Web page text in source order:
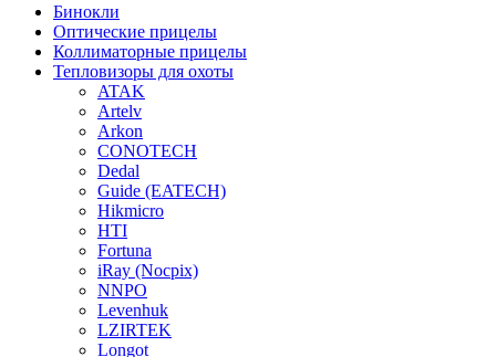
Бинокли
Оптические прицелы
Коллиматорные прицелы
Тепловизоры для охоты
ATAK
Artelv
Arkon
CONOTECH
Dedal
Guide (EATECH)
Hikmicro
HTI
Fortuna
iRay (Nocpix)
NNPO
Levenhuk
LZIRTEK
Longot